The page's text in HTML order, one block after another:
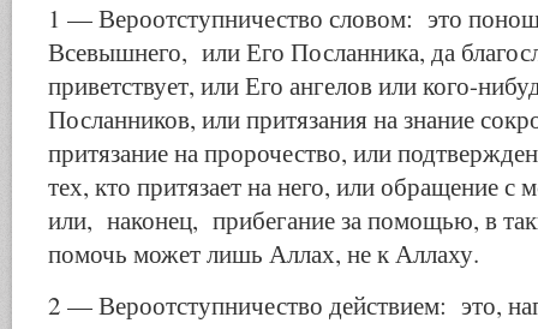
1 — Вероотступничество словом: это
Всевышнего, или Его Посланника, да
приветствует, или Его ангелов или кого-
Посланников, или притязания на знание
притязание на пророчество, или
тех, кто притязает на него, или обращение с
или, наконец, прибегание за помощью, в
помочь может лишь Аллах, не к Аллаху.
2 — Вероотступничество действием: это,